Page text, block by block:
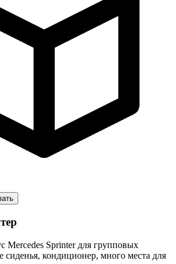
Mercedes Sprinter для групповых
сиденья, кондиционер, много места для